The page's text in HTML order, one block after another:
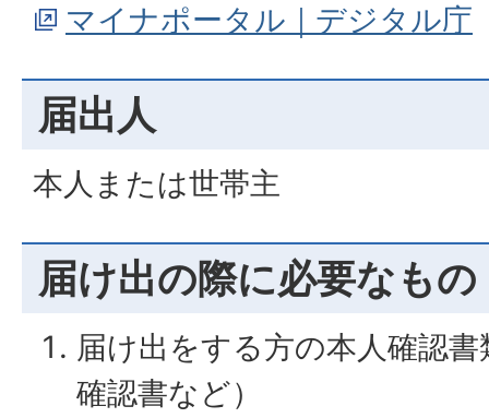
マイナポータル｜デジタル庁
届出人
本人または世帯主
届け出の際に必要なもの
届け出をする方の本人確認
確認書など）